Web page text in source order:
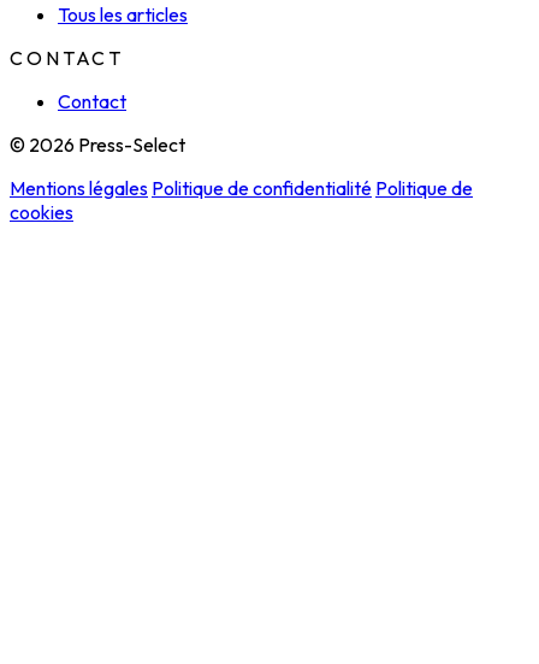
Tous les articles
CONTACT
Contact
© 2026 Press-Select
Mentions légales Politique de confidentialité Politique de
cookies